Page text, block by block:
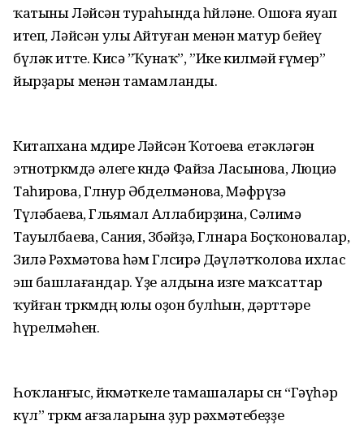
ҡатыны Ләйсән тураһында һөйләне. Ошоға яуап
итеп, Ләйсән улы Айтуған менән матур бейеү
бүләк итте. Кисә ”Ҡунаҡ”, ”Ике килмәй ғүмер”
йырҙары менән тамамланды.
Китапхана мөдире Ләйсән Ҡотоева етәкләгән
этнотөркөмдә әлеге көндә Файза Ласынова, Люциә
Таһирова, Гөлнур Әбделмәнова, Мәфрүзә
Түләбаева, Гөльямал Аллабирҙина, Сәлимә
Тауылбаева, Сания, Зөбәйҙә, Гөлнара Боҫҡоновалар,
Зилә Рәхмәтова һәм Гөлсирә Дәүләтҡолова ихлас
эш башлағандар. Үҙе алдына изге маҡсаттар
ҡуйған төркөмдөң юлы оҙон булһын, дәрттәре
һүрелмәһен.
Һоҡланғыс, йөкмәткеле тамашалары өсөн “Гәүһәр
күл” төркөмө ағзаларына ҙур рәхмәтебеҙҙе